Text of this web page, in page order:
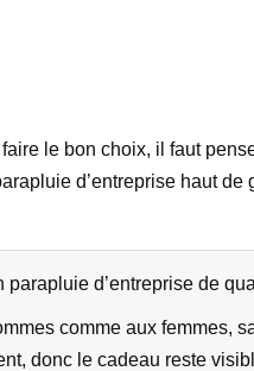
le bon choix, il faut
d’entreprise haut
parapluie d’entreprise de
comme aux femmes,
donc le cadeau reste